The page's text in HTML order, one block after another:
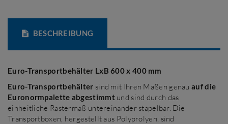
BESCHREIBUNG
Euro-Transportbehälter LxB 600 x 400 mm
Euro-Transportbehälter sind mit Ihren Maßen genauauf die
Euronormpalette abgestimmtund sind durch das
einheitliche Rastermaß untereinander stapelbar. Die
Transportboxen, hergestellt aus Polyprolyen, sind